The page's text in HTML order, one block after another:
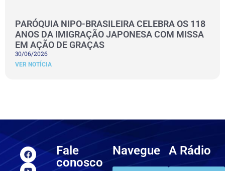
PARÓQUIA NIPO-BRASILEIRA CELEBRA OS 118
ANOS DA IMIGRAÇÃO JAPONESA COM MISSA
EM AÇÃO DE GRAÇAS
30/06/2026
VER NOTÍCIA
Fale
conosco
Navegue A Rádio